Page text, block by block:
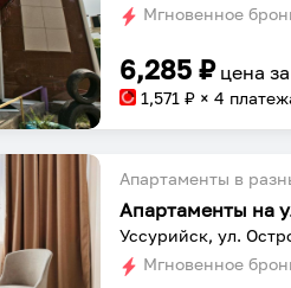
Мгновенное
6,285 ₽ цена
1,571 ₽ × 4
Апартаменты в
Апартаменты на
Уссурийск, ул.
Мгновенное